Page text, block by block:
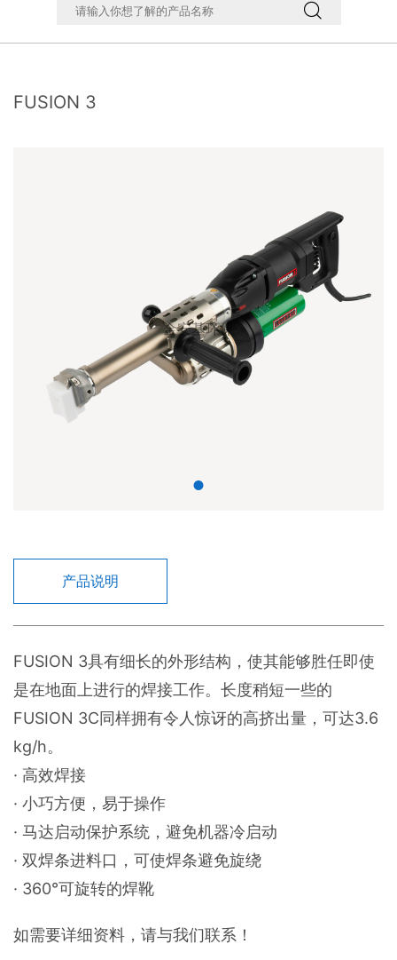

FUSION 3
金安基环保
产品说明
FUSION 3具有细长的外形结构，使其能够胜任即使
是在地面上进行的焊接工作。长度稍短一些的
FUSION 3C同样拥有令人惊讶的高挤出量，可达3.6
kg/h。
· 高效焊接
· 小巧方便，易于操作
· 马达启动保护系统，避免机器冷启动
· 双焊条进料口，可使焊条避免旋绕
· 360°可旋转的焊靴
如需要详细资料，请与我们联系！